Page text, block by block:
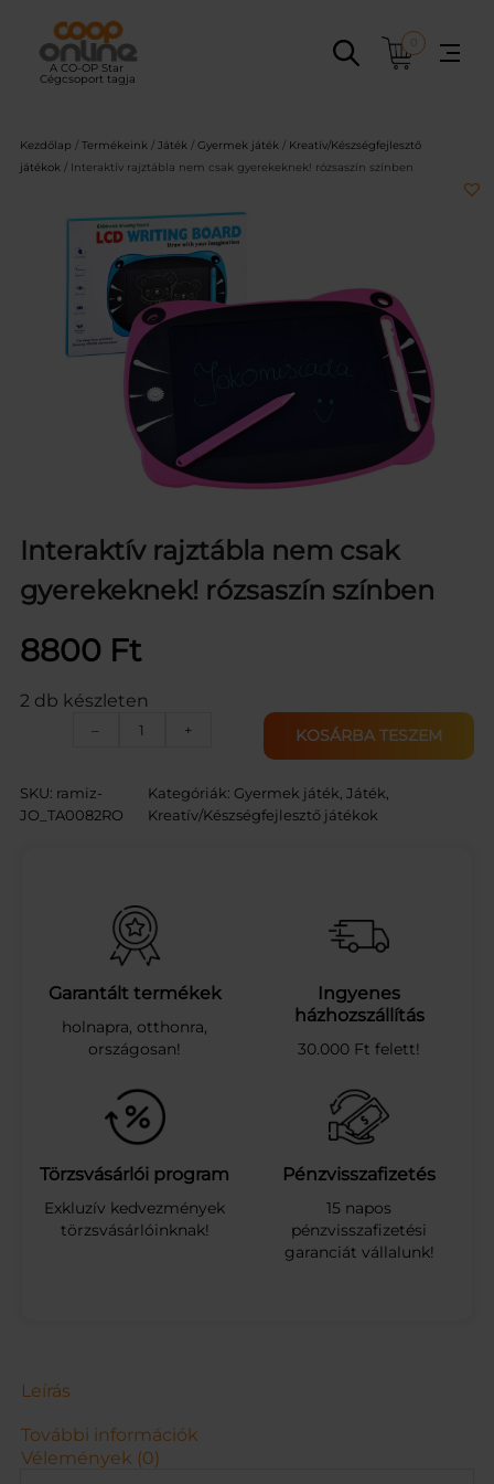
tartalomhoz
0
Kezdőlap / Termékeink / Játék / Gyermek játék / Kreatív/Készségfejlesztő
játékok / Interaktív rajztábla nem csak gyerekeknek! rózsaszín színben
Interaktív rajztábla nem csak
gyerekeknek! rózsaszín színben
8800 Ft
2 db készleten
–
I
v
r
a
j
t
á
l
a
n
e
m
c
s
e
k
n
+ KOSÁRBA TESZEM
SKU: ramiz-
JO_TA0082RO
Kategóriák: Gyermek játék , Játék
Kreatív/Készségfejlesztő játékok
Garantált termékek
holnapra, otthonra,
országosan!
Ingyenes
házhozszállítás
30.000 Ft felett!
Törzsvásárlói program
Exkluzív kedvezmények
törzsvásárlóinknak!
Pénzvisszafizetés
15 napos
pénzvisszafizetési
garanciát vállalunk!
Leírás
További információk
Vélemények (0)